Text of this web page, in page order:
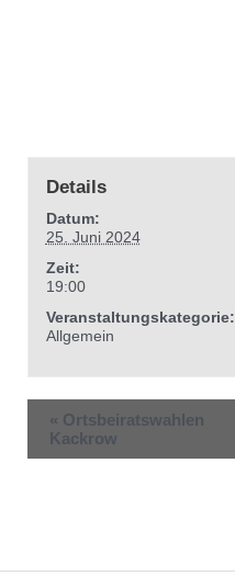
Details
Datum:
25. Juni 2024
Zeit:
19:00
Veranstaltungskategorie:
Allgemein
« Ortsbeiratswahlen
Kackrow